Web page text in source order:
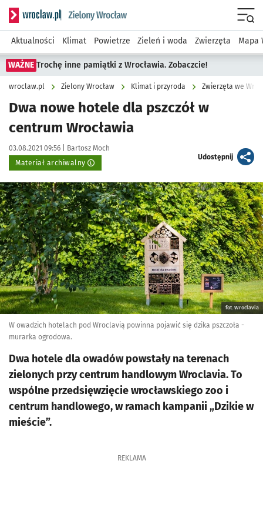
Serwis informacyjny wroclaw.pl podserwis: Środowisko we
Aktualności Klimat Powietrze Zieleń i woda Zwierzęta Mapa
WAŻNE Trochę inne pamiątki z Wrocławia. Zobaczcie!
wroclaw.pl Zielony Wrocław Klimat i przyroda Zwierzęta we
Dwa nowe hotele dla pszczół w
centrum Wrocławia
Data publikacji:
03.08.2021 09:56 | Autor:
Bartosz Moch
Materiał archiwalny
Udostępnijartykuł
Kliknij, aby powiększyć
fot. Wroclavia
W owadzich hotelach pod Wroclavią powinna pojawić się dzika pszczoła -
murarka ogrodowa.
Dwa hotele dla owadów powstały na terenach
zielonych przy centrum handlowym Wroclavia. To
wspólne przedsięwzięcie wrocławskiego zoo i
centrum handlowego, w ramach kampanii „Dzikie w
mieście”.
REKLAMA